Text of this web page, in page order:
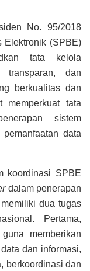
No. 95/2018
Elektronik (SPBE)
tata kelola
transparan, dan
berkualitas dan
memperkuat tata
sistem
data
koordinasi SPBE
dalam penerapan
dua tugas
Pertama,
memberikan
dan informasi,
berkoordinasi dan